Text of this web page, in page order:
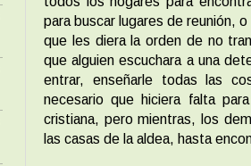
para buscar lugares de reunión,
que les diera la orden de no
que alguien escuchara a una
entrar, enseñarle todas las
necesario que hiciera falta
cristiana, pero mientras, los
las casas de la aldea, hasta